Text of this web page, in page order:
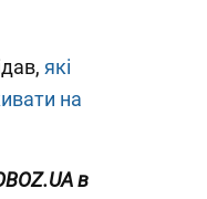
які
на
в